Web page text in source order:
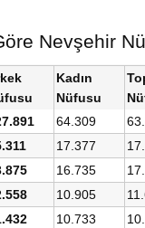
Nevşehir
Kadın
Nüfusu
64.309
17.377
16.735
10.905
10.733